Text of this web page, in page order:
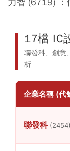
17檔 IC
聯發科、創意
析
企業名稱 (代
聯發科 (2454)